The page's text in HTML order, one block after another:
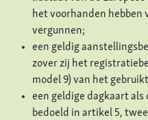
het voorhanden hebben
vergunnen;
een geldig
zover zij het
model 9) van het
een geldige dagkaart als
bedoeld in artikel 5,